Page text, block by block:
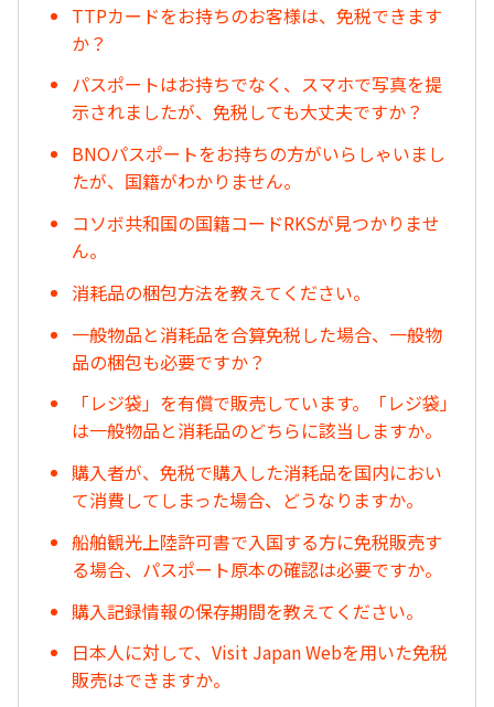
TTPカードをお持ちのお客様は、免税できます
か？
パスポートはお持ちでなく、スマホで写真を提
示されましたが、免税しても大丈夫ですか？
BNOパスポートをお持ちの方がいらしゃいまし
たが、国籍がわかりません。
コソボ共和国の国籍コードRKSが見つかりませ
ん。
消耗品の梱包方法を教えてください。
一般物品と消耗品を合算免税した場合、一般物
品の梱包も必要ですか？
「レジ袋」を有償で販売しています。「レジ袋」
は一般物品と消耗品のどちらに該当しますか。
購入者が、免税で購入した消耗品を国内におい
て消費してしまった場合、どうなりますか。
船舶観光上陸許可書で入国する方に免税販売す
る場合、パスポート原本の確認は必要ですか。
購入記録情報の保存期間を教えてください。
日本人に対して、Visit Japan Webを用いた免税
販売はできますか。